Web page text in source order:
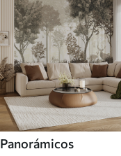
Panorámicos